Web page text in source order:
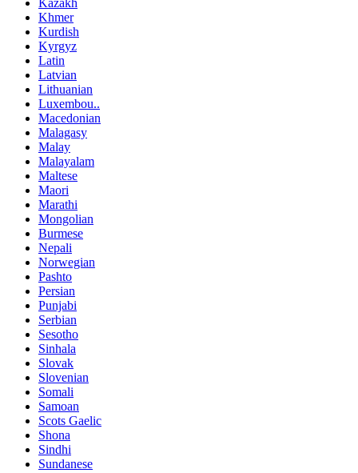
Khmer
Kurdish
Kyrgyz
Latin
Latvian
Lithuanian
Luxembou..
Macedonian
Malagasy
Malay
Malayalam
Maltese
Maori
Marathi
Mongolian
Burmese
Nepali
Norwegian
Pashto
Persian
Punjabi
Serbian
Sesotho
Sinhala
Slovak
Slovenian
Somali
Samoan
Scots Gaelic
Shona
Sindhi
Sundanese